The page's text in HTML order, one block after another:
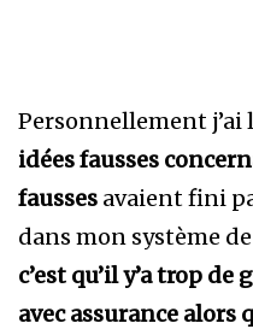
Personnellement j’ai
idées fausses
fausses avaient fini
dans mon système
c’est qu’il y’a trop
avec assurance alors